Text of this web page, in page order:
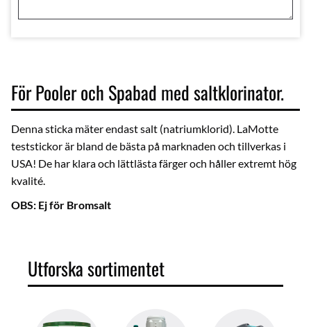
För Pooler och Spabad med saltklorinator.
Denna sticka mäter endast salt (natriumklorid). LaMotte
teststickor är bland de bästa på marknaden och tillverkas i
USA! De har klara och lättlästa färger och håller extremt hög
kvalité.
OBS: Ej för Bromsalt
Utforska sortimentet